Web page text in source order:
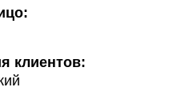
клиентов: